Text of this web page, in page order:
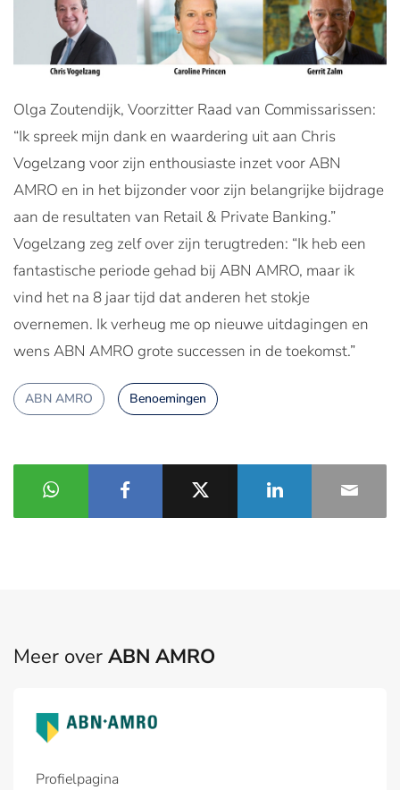
Olga Zoutendijk, Voorzitter Raad van Commissarissen:
“Ik spreek mijn dank en waardering uit aan Chris
Vogelzang voor zijn enthousiaste inzet voor ABN
AMRO en in het bijzonder voor zijn belangrijke bijdrage
aan de resultaten van Retail & Private Banking.”
Vogelzang zeg zelf over zijn terugtreden: “Ik heb een
fantastische periode gehad bij ABN AMRO, maar ik
vind het na 8 jaar tijd dat anderen het stokje
overnemen. Ik verheug me op nieuwe uitdagingen en
wens ABN AMRO grote successen in de toekomst.”
ABN AMRO Benoemingen
Meer over ABN AMRO
Profielpagina